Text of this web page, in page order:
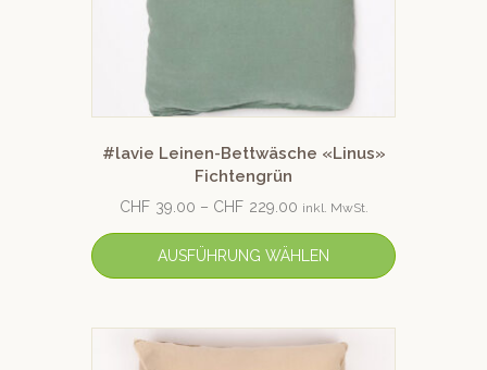
#lavie Leinen-Bettwäsche «Linus»
Fichtengrün
CHF 39.00 – CHF 229.00 inkl. MwSt.
AUSFÜHRUNG WÄHLEN